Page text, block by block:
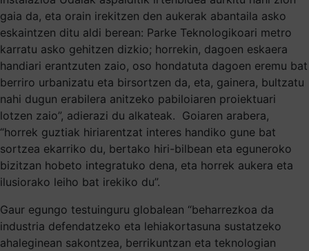
gaia da, eta orain irekitzen den aukerak abantaila asko
eskaintzen ditu aldi berean: Parke Teknologikoari metro
karratu asko gehitzen dizkio; horrekin, dagoen eskaera
handiari erantzuten zaio, oso hondatuta dagoen eremu bat
berriro urbanizatu eta birsortzen da, eta, gainera, bultzatu
nahi dugun erabilera anitzeko pabiloiaren proiektuari
lotzen zaio”, adierazi du alkateak. Goiaren arabera,
“horrek guztiak hiriarentzat interes handiko gune bat
sortzea ekarriko du, bertako hiri-bilbean eta eguneroko
bizitzan hobeto integratuko dena, eta horrek aukera eta
ilusiorako leiho bat irekiko du”.
Gaur egungo testuinguru globalean “beharrezkoa da
industria defendatzeko eta lehiakortasuna sustatzeko
ahaleginean sakontzea, berrikuntzan eta teknologian